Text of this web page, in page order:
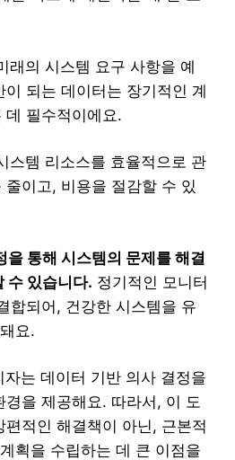
래의 시스템 요구 사항을 예
이 되는 데이터는 장기적인 계
데 필수적이에요.
스템 리소스를 효율적으로 관
줄이고, 비용을 절감할 수 있
을 통해 시스템의 문제를 해결
수 있습니다. 정기적인 모니터
합되어, 건강한 시스템을 유
요.
자는 데이터 기반 의사 결정을
경을 제공해요. 따라서, 이 도
적인 해결책이 아닌, 근본적
획을 수립하는 데 큰 이점을